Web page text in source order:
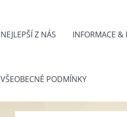
NEJLEPŠÍ Z NÁS INFORMACE &
VŠEOBECNÉ PODMÍNKY